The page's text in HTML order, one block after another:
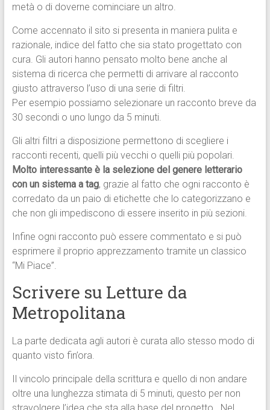
metà o di doverne cominciare un altro.
Come accennato il sito si presenta in maniera pulita e
razionale, indice del fatto che sia stato progettato con
cura. Gli autori hanno pensato molto bene anche al
sistema di ricerca che permetti di arrivare al racconto
giusto attraverso l’uso di una serie di filtri.
Per esempio possiamo selezionare un racconto breve da
30 secondi o uno lungo da 5 minuti.
Gli altri filtri a disposizione permettono di scegliere i
racconti recenti, quelli più vecchi o quelli più popolari.
Molto interessante è la selezione del genere letterario
con un sistema a tag, grazie al fatto che ogni racconto è
corredato da un paio di etichette che lo categorizzano e
che non gli impediscono di essere inserito in più sezioni.
Infine ogni racconto può essere commentato e si può
esprimere il proprio apprezzamento tramite un classico
“Mi Piace”.
Scrivere su Letture da
Metropolitana
La parte dedicata agli autori è curata allo stesso modo di
quanto visto fin’ora.
Il vincolo principale della scrittura e quello di non andare
oltre una lunghezza stimata di 5 minuti, questo per non